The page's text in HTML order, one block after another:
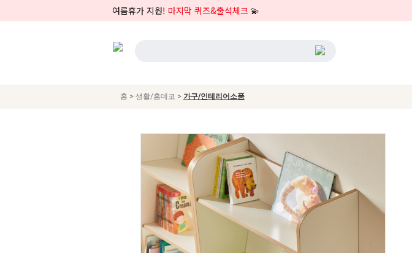
여름휴가 지원! 마지막 퀴즈&출석체크 💫
홈 > 생활/홈데코 > 가구/인테리어소품